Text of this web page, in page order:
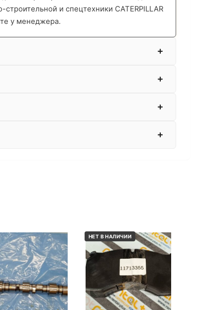
и спецтехники CATERPILLAR
у менеджера.
НЕТ В НАЛИЧИИ